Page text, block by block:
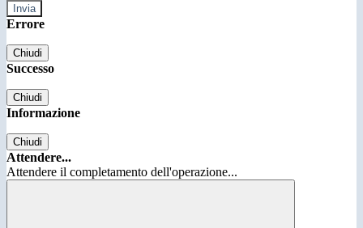
Errore
Chiudi
Successo
Chiudi
Informazione
Chiudi
Attendere...
Attendere il completamento dell'operazione...